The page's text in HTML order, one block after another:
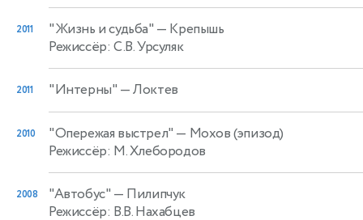
2011 "Жизнь и судьба" — Крепышь
Режиссёр: С.В. Урсуляк
2011 "Интерны" — Локтев
2010 "Опережая выстрел" — Мохов (эпизод)
Режиссёр: М. Хлебородов
2008 "Автобус" — Пилипчук
Режиссёр: В.В. Нахабцев